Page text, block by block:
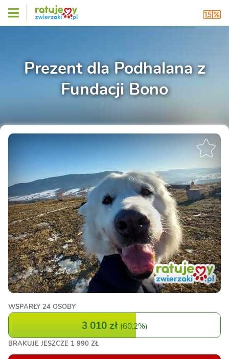
Prezent dla Podhalana z
Fundacji Bono
WSPARŁY 24 OSOBY
3 010 zł (60,2%)
BRAKUJE JESZCZE 1 990 ZŁ